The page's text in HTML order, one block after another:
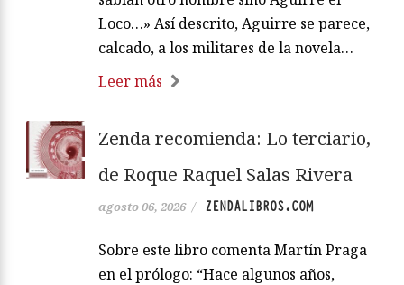
Loco…» Así descrito, Aguirre se parece,
calcado, a los militares de la novela…
Leer más
Zenda recomienda: Lo terciario,
de Roque Raquel Salas Rivera
agosto 06, 2026 / ZENDALIBROS.COM
Sobre este libro comenta Martín Praga
en el prólogo: “Hace algunos años,